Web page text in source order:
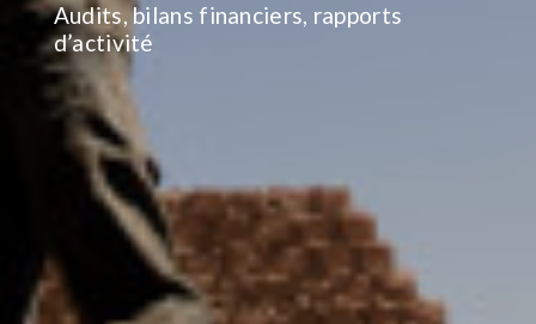
Audits, bilans financiers, rapports
d’activité